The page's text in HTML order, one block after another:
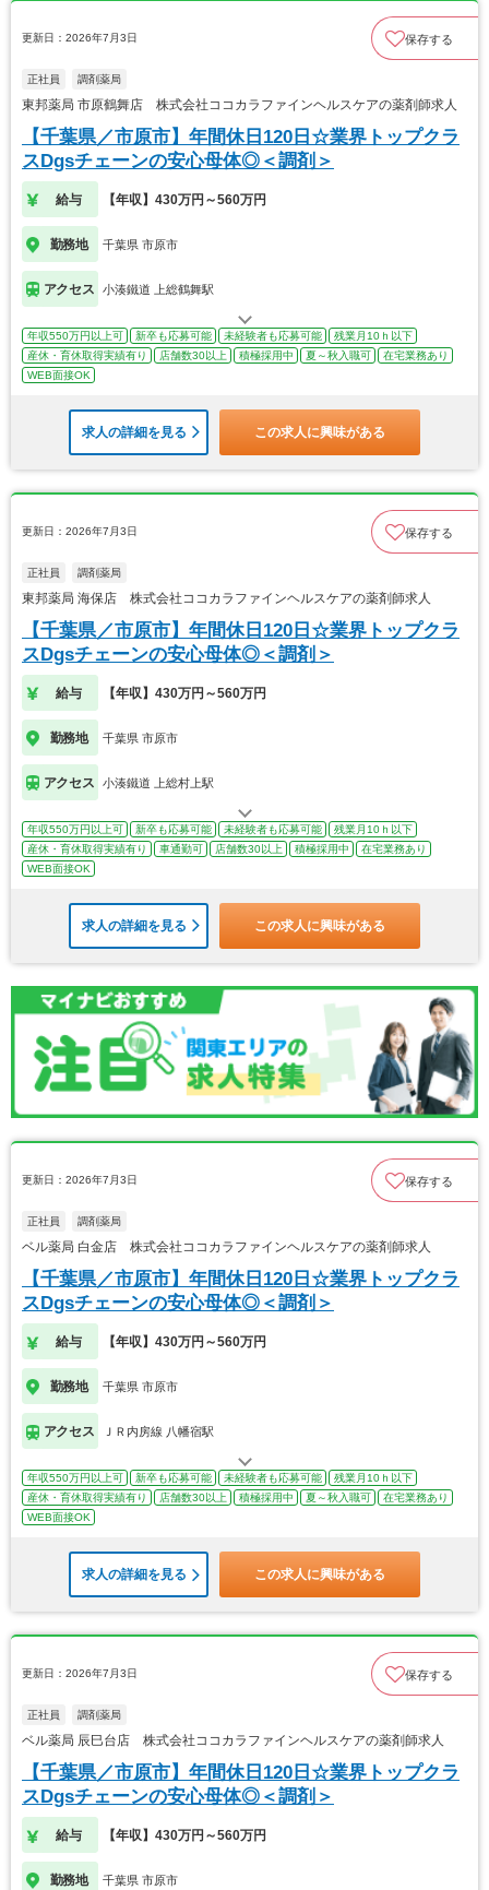
更新日：2026年7月3日 保存する
正社員 調剤薬局
東邦薬局 市原鶴舞店 株式会社ココカラファインヘルスケアの薬剤師求人
【千葉県／市原市】年間休日120日☆業界トップクラ
スDgsチェーンの安心母体◎＜調剤＞
給与 【年収】430万円～560万円
勤務地 千葉県 市原市
アクセス 小湊鐵道 上総鶴舞駅
年収550万円以上可 新卒も応募可能 未経験者も応募可能
残業月10ｈ以下
産休・育休取得実績有り
店舗数30以上 積極採用中 夏～秋入職可
在宅業務あり
WEB面接OK
求人の詳細を見る この求人に興味がある
更新日：2026年7月3日 保存する
正社員 調剤薬局
東邦薬局 海保店 株式会社ココカラファインヘルスケアの薬剤師求人
【千葉県／市原市】年間休日120日☆業界トップクラ
スDgsチェーンの安心母体◎＜調剤＞
給与 【年収】430万円～560万円
勤務地 千葉県 市原市
アクセス 小湊鐵道 上総村上駅
年収550万円以上可 新卒も応募可能 未経験者も応募可能
残業月10ｈ以下
産休・育休取得実績有り
車通勤可 店舗数30以上 積極採用中
在宅業務あり
WEB面接OK
求人の詳細を見る この求人に興味がある
更新日：2026年7月3日 保存する
正社員 調剤薬局
ベル薬局 白金店 株式会社ココカラファインヘルスケアの薬剤師求人
【千葉県／市原市】年間休日120日☆業界トップクラ
スDgsチェーンの安心母体◎＜調剤＞
給与 【年収】430万円～560万円
勤務地 千葉県 市原市
アクセス ＪＲ内房線 八幡宿駅
年収550万円以上可 新卒も応募可能 未経験者も応募可能
残業月10ｈ以下
産休・育休取得実績有り
店舗数30以上 積極採用中 夏～秋入職可
在宅業務あり
WEB面接OK
求人の詳細を見る この求人に興味がある
更新日：2026年7月3日 保存する
正社員 調剤薬局
ベル薬局 辰巳台店 株式会社ココカラファインヘルスケアの薬剤師求人
【千葉県／市原市】年間休日120日☆業界トップクラ
スDgsチェーンの安心母体◎＜調剤＞
給与 【年収】430万円～560万円
勤務地 千葉県 市原市